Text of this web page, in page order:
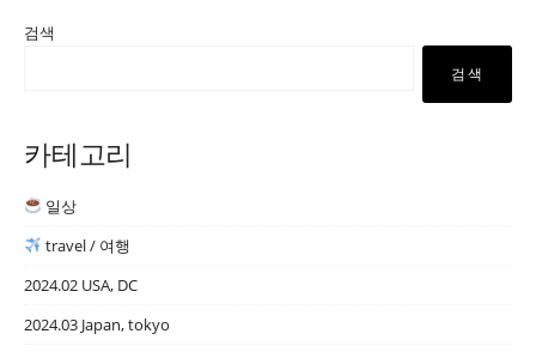
검색
검색
카테고리
일상
travel / 여행
2024.02 USA, DC
2024.03 Japan, tokyo